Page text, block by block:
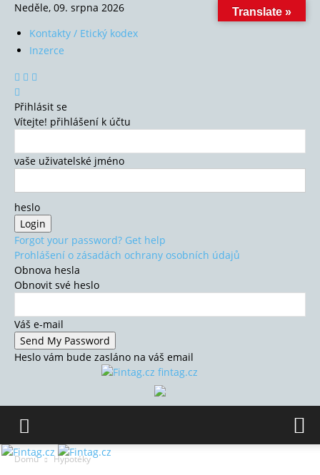
Neděle, 09. srpna 2026
Kontakty / Etický kodex
Inzerce
Přihlásit se
Vítejte! přihlášení k účtu
vaše uživatelské jméno
heslo
Forgot your password? Get help
Prohlášení o zásadách ochrany osobních údajů
Obnova hesla
Obnovit své heslo
Váš e-mail
Heslo vám bude zasláno na váš email
fintag.cz
Domů Hypotéky
Translate »